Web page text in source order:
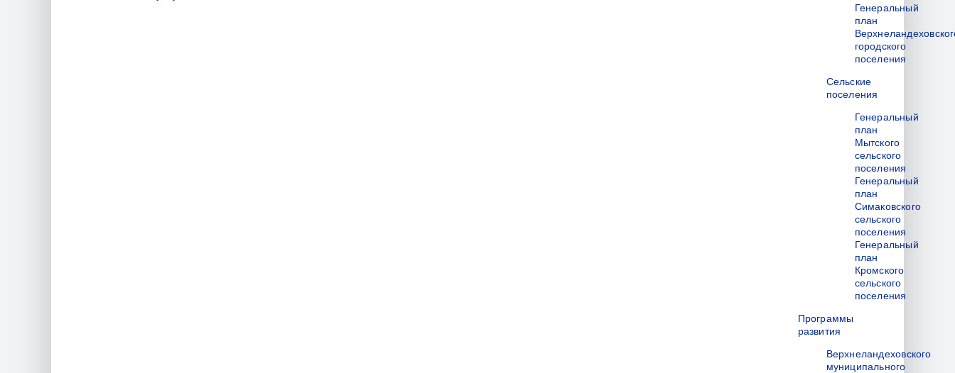
Генеральный
план
городского
поселения
Сельские
поселения
Генеральный
план
Мытского
сельского
поселения
Генеральный
план
Симаковского
сельского
поселения
Генеральный
план
Кромского
сельского
поселения
Программы
развития
Верхнеландеховского
муниципального